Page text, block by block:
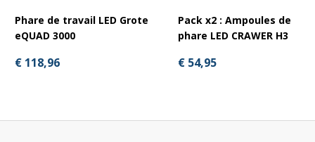
Phare de travail LED Grote
eQUAD 3000
€ 118,96
Pack x2 : Ampoules de
phare LED CRAWER H3
€ 54,95